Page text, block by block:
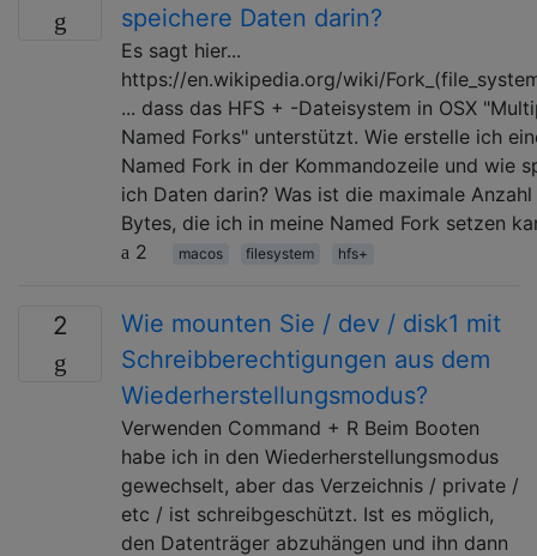
speichere Daten darin?
Es sagt hier...
https://en.wikipedia.org/wiki/
... dass das HFS + -Dateisystem in OSX
Named Forks" unterstützt. Wie erstelle ich
Named Fork in der Kommandozeile und wie
ich Daten darin? Was ist die maximale
Bytes, die ich in meine Named Fork setzen
2
macos filesystem hfs+
2
Wie mounten Sie / dev / disk1 mit
Schreibberechtigungen aus dem
Wiederherstellungsmodus?
Verwenden Command + R Beim Booten
habe ich in den Wiederherstellungsmodus
gewechselt, aber das Verzeichnis / private /
etc / ist schreibgeschützt. Ist es möglich,
den Datenträger abzuhängen und ihn dann